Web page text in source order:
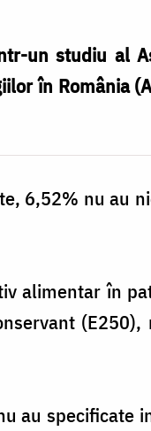
un studiu al
în România
6,52% nu au
alimentar în
(E250),
au specificate